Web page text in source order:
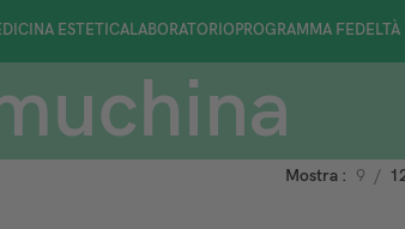
ESTETICALABORATORIOPROGRAMMA FEDELTÀ
Mostra 9